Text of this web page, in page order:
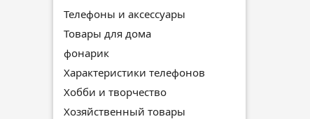
Телефоны и аксессуары
Товары для дома
фонарик
Характеристики телефонов
Хобби и творчество
Хозяйственный товары